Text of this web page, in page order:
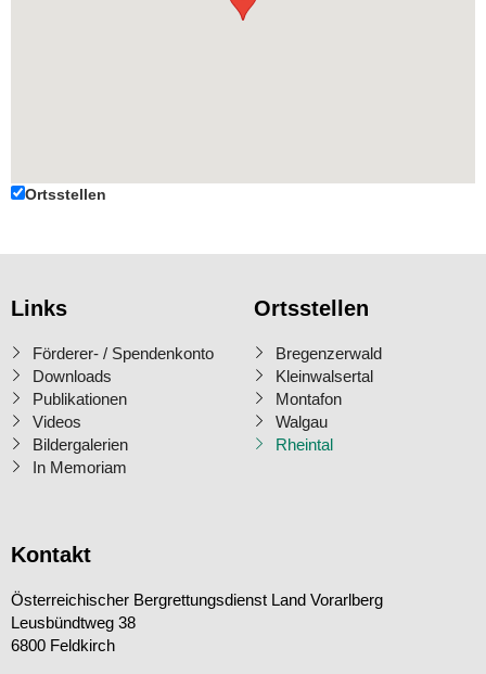
Ortsstellen
Links
Förderer- / Spendenkonto
Downloads
Publikationen
Videos
Bildergalerien
In Memoriam
Ortsstellen
Bregenzerwald
Kleinwalsertal
Montafon
Walgau
Rheintal
Kontakt
Österreichischer Bergrettungsdienst Land Vorarlberg
Leusbündtweg 38
6800 Feldkirch